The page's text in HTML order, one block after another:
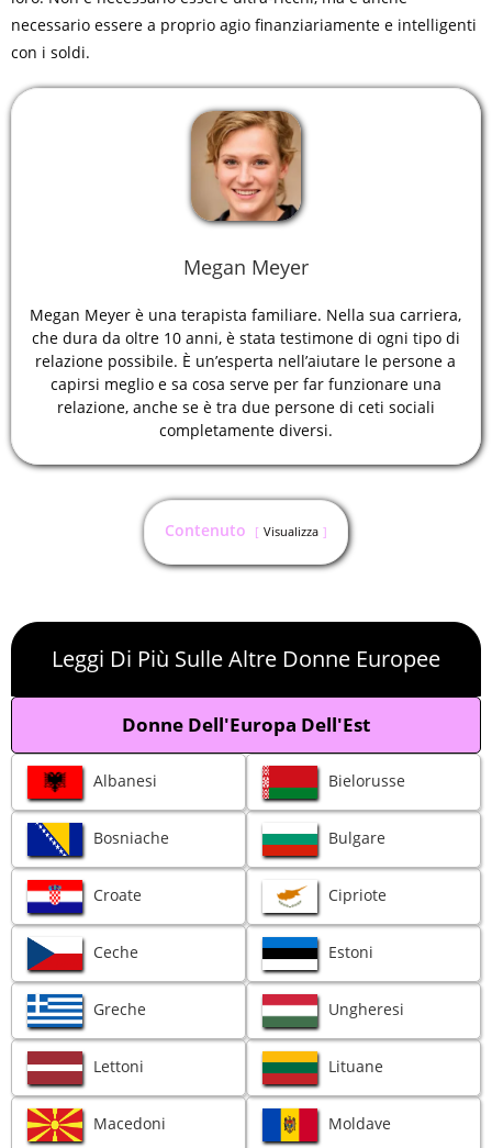
necessario essere a proprio agio finanziariamente e intelligenti
con i soldi.
Megan Meyer
Megan Meyer è una terapista familiare. Nella sua carriera,
che dura da oltre 10 anni, è stata testimone di ogni tipo di
relazione possibile. È un’esperta nell’aiutare le persone a
capirsi meglio e sa cosa serve per far funzionare una
relazione, anche se è tra due persone di ceti sociali
completamente diversi.
Contenuto Visualizza
Leggi Di Più Sulle Altre Donne Europee
Donne Dell'Europa Dell'Est
Albanesi Bielorusse
Bosniache Bulgare
Croate Cipriote
Ceche Estoni
Greche Ungheresi
Lettoni Lituane
Macedoni Moldave